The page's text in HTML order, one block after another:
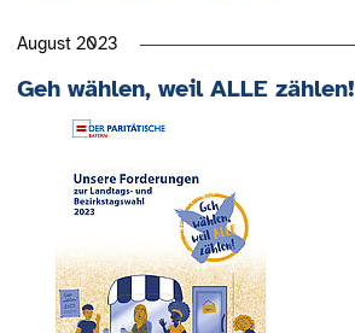
Geh wählen, weil ALLE zählen!
August 2023